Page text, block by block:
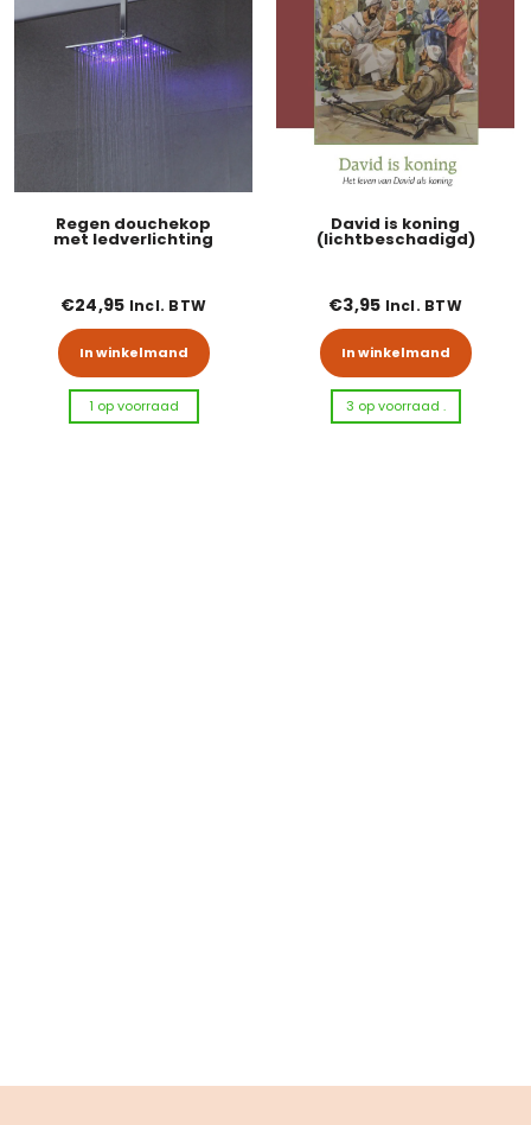
Regen douchekop
met ledverlichting
€24,95 Incl. BTW
In winkelmand
1 op voorraad
David is koning
(lichtbeschadigd)
€3,95 Incl. BTW
In winkelmand
3 op voorraad .